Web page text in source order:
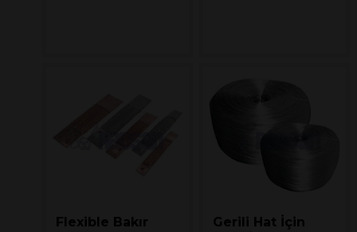
Flexible Bakır
Gerili Hat İçin